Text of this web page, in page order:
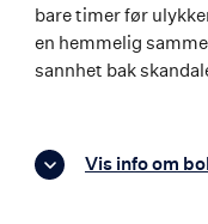
bare timer før
en hemmelig
sannhet bak
Vis info om